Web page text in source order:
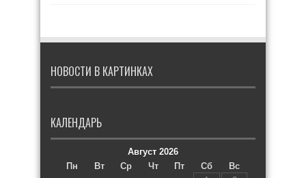
НОВОСТИ В КАРТИНКАХ
КАЛЕНДАРЬ
Август 2026
Пн
Вт Ср Чт Пт Сб
Вс